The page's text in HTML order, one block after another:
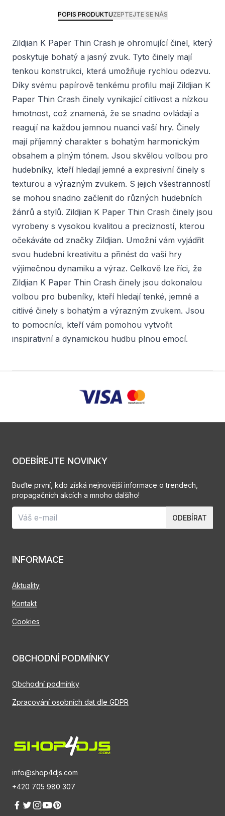
POPIS PRODUKTUZEPTEJTE SE NÁS
Zildjian K Paper Thin Crash je ohromující činel, který
poskytuje bohatý a jasný zvuk. Tyto činely mají
tenkou konstrukci, která umožňuje rychlou odezvu.
Díky svému papírově tenkému profilu mají Zildjian K
Paper Thin Crash činely vynikající citlivost a nízkou
hmotnost, což znamená, že se snadno ovládají a
reagují na každou jemnou nuanci vaší hry. Činely
mají příjemný charakter s bohatým harmonickým
obsahem a plným tónem. Jsou skvělou volbou pro
hudebníky, kteří hledají jemné a expresivní činely s
texturou a výrazným zvukem. S jejich všestranností
se mohou snadno začlenit do různých hudebních
žánrů a stylů. Zildjian K Paper Thin Crash činely jsou
vyrobeny s vysokou kvalitou a precizností, kterou
očekáváte od značky Zildjian. Umožní vám vyjádřit
svou hudební kreativitu a přinést do vaší hry
výjimečnou dynamiku a výraz. Celkově lze říci, že
Zildjian K Paper Thin Crash činely jsou dokonalou
volbou pro bubeníky, kteří hledají tenké, jemné a
citlivé činely s bohatým a výrazným zvukem. Jsou
to pomocníci, kteří vám pomohou vytvořit
inspirativní a dynamickou hudbu plnou emocí.
info@shop4djs.com
+420 705 980 307
INFORMACE
Aktuality
Kontakt
Cookies
OBCHODNÍ PODMÍNKY
Obchodní podmínky
Zpracování osobních dat dle GDPR
ODEBÍREJTE NOVINKY
Buďte první, kdo získá nejnovější informace o trendech,
propagačních akcích a mnoho dalšího!
ODEBÍRAT